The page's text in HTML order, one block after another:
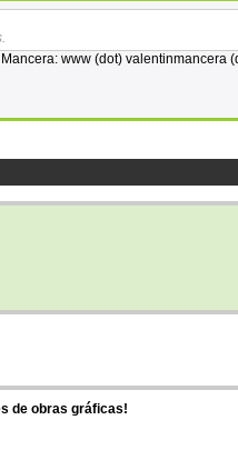
www (dot) valentinmancera
de obras gráficas!